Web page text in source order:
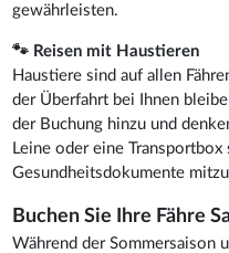
gewährleisten.
🐾 Reisen mit Haustieren
Haustiere sind auf allen
der Überfahrt bei Ihnen
der Buchung hinzu und
Leine oder eine
Gesundheitsdokumente
Buchen Sie Ihre Fähre
Während der Sommersaison